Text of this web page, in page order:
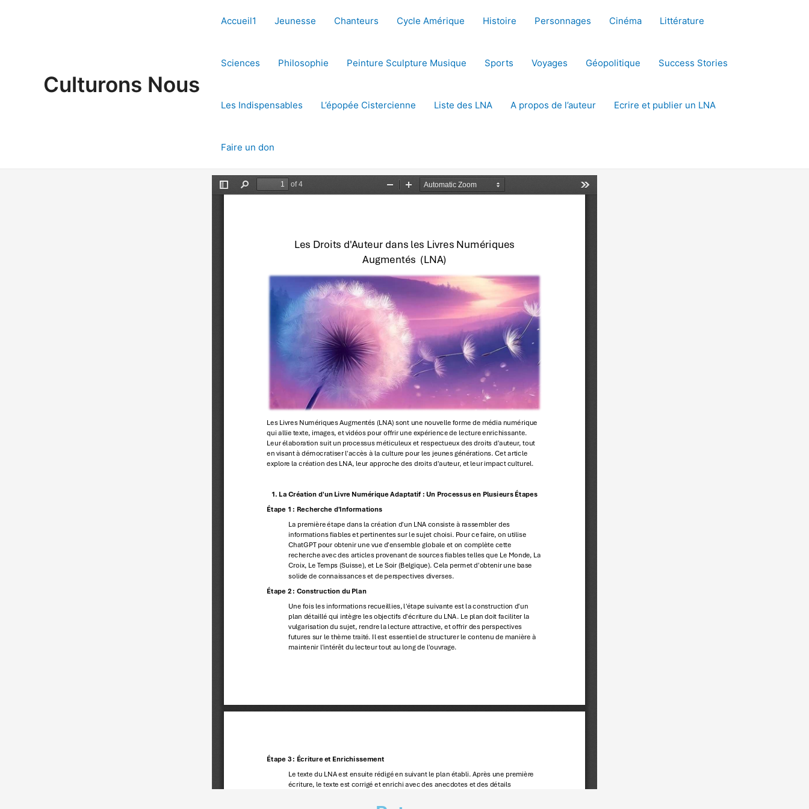
Culturons Nous
Accueil1 Jeunesse Chanteurs Cycle Amérique Histoire Personnages Cinéma Littérature
Sciences Philosophie Peinture Sculpture Musique Sports Voyages Géopolitique Success Stories
Les Indispensables L’épopée Cistercienne Liste des LNA A propos de l’auteur Ecrire et publier un LNA
Faire un don